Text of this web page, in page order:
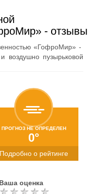
- отзывы
«ГофроМир» -
воздушно пузырьковой
ПРОГНОЗ НЕ ОПРЕДЕЛЕН
0°
Подробно о рейтинге
Ваша оценка